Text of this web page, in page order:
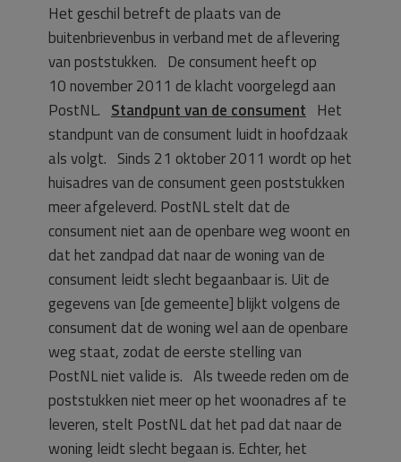
Het geschil betreft de plaats van de
buitenbrievenbus in verband met de aflevering
van poststukken. De consument heeft op
10 november 2011 de klacht voorgelegd aan
PostNL. Standpunt van de consument Het
standpunt van de consument luidt in hoofdzaak
als volgt. Sinds 21 oktober 2011 wordt op het
huisadres van de consument geen poststukken
meer afgeleverd. PostNL stelt dat de
consument niet aan de openbare weg woont en
dat het zandpad dat naar de woning van de
consument leidt slecht begaanbaar is. Uit de
gegevens van [de gemeente] blijkt volgens de
consument dat de woning wel aan de openbare
weg staat, zodat de eerste stelling van
PostNL niet valide is. Als tweede reden om de
poststukken niet meer op het woonadres af te
leveren, stelt PostNL dat het pad dat naar de
woning leidt slecht begaan is. Echter, het